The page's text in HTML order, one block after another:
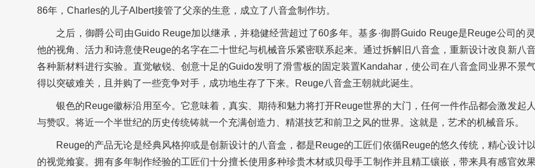
86年，Charles的儿子Albert接管了父亲的生意，成立了八音盒制作坊。
之后，御爵公司由Guido Reuge加以继承，并稳健经营超过了60多年。基多·御爵Guido Reuge是Reuge公司的灵
他的视角、活力和诗意使Reuge的名字在二十世纪与机械音乐紧密联系起来。通过拆解旧八音盒，重新设计改良新八
各种新材料进行实验。直觉敏锐、创意十足的Guido发明了滑雪板的固定装置Kandahar，使公司在八音盒同业界不景
得以突破难关，且并购了一些竞争对手，成功地生存了下来。Reuge八音盒王朝就此诞生。
银色的Reuge徽标沿用至今。它意味着，真实、期待和魅力将打开Reuge世界的大门，任何一件作品都会激发起
与赞叹。将近一个半世纪的历史传统铸就一个充满创造力、精湛技艺和前卫之风的世界。这就是，艺术的机械音乐。
Reuge的产品无论是经典风格抑或是创新设计的八音盒，都是Reuge的工匠们依循Reuge的悠久传统，精心设计
的视觉飨宴。拥有多年制作经验的工匠们十分擅长使用多种珍贵木材或贝母手工制作并且精工镶嵌，带来具有感官效